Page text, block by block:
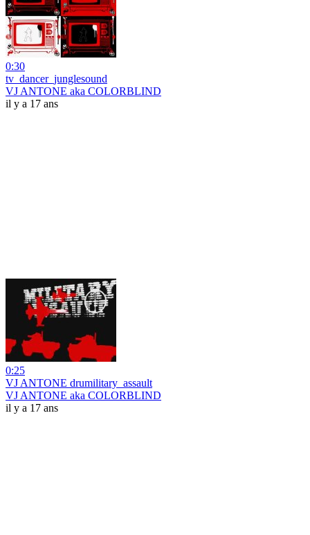
0:30
tv_dancer_junglesound
VJ ANTONE aka COLORBLIND
il y a 17 ans
0:25
VJ ANTONE drumilitary_assault
VJ ANTONE aka COLORBLIND
il y a 17 ans